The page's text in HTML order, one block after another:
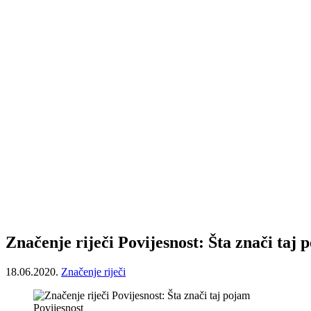
Značenje riječi Povijesnost: Šta znači taj
18.06.2020. Značenje riječi
Povijesnost